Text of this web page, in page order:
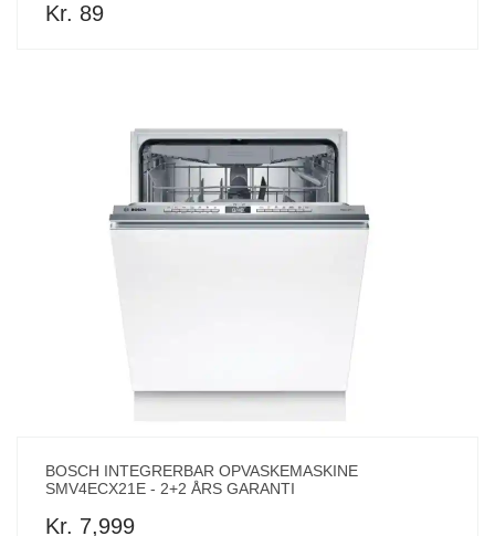
Kr. 89
BOSCH INTEGRERBAR OPVASKEMASKINE
SMV4ECX21E - 2+2 ÅRS GARANTI
Kr. 7,999